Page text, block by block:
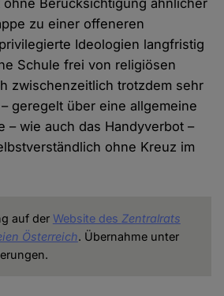
ohne Berücksichtigung ähnlicher
zu einer offeneren
Ideologien langfristig
Schule frei von religiösen
zwischenzeitlich trotzdem sehr
geregelt über eine allgemeine
– wie auch das Handyverbot –
ohne Kreuz im
auf der Website des Zentralrats
Österreich. Übernahme unter